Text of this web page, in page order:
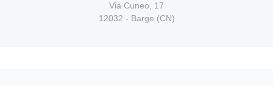
Via Cuneo, 17
12032 - Barge (CN)